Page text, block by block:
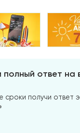
ответ на
получи ответ